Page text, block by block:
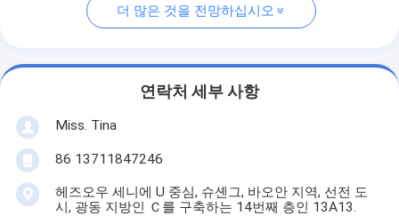
더 많은 것을 전망하십시오
연락처 세부 사항
Miss. Tina
86 13711847246
헤즈오우 세니에 U 중심, 슈셴그, 바오안 지역, 선전 도
시, 광동 지방인 Ｃ를 구축하는 14번째 층인 13A13.